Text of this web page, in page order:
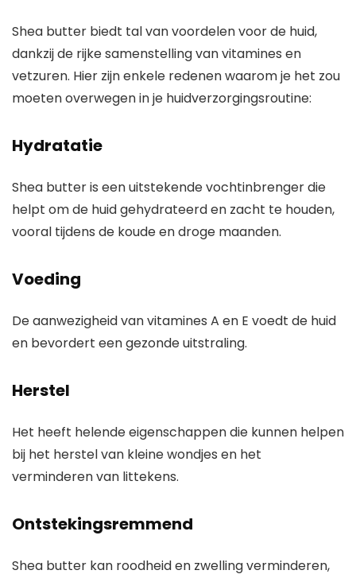
Shea butter biedt tal van voordelen voor de huid,
dankzij de rijke samenstelling van vitamines en
vetzuren. Hier zijn enkele redenen waarom je het zou
moeten overwegen in je huidverzorgingsroutine:
Hydratatie
Shea butter is een uitstekende vochtinbrenger die
helpt om de huid gehydrateerd en zacht te houden,
vooral tijdens de koude en droge maanden.
Voeding
De aanwezigheid van vitamines A en E voedt de huid
en bevordert een gezonde uitstraling.
Herstel
Het heeft helende eigenschappen die kunnen helpen
bij het herstel van kleine wondjes en het
verminderen van littekens.
Ontstekingsremmend
Shea butter kan roodheid en zwelling verminderen,